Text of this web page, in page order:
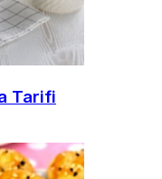
Tarifi